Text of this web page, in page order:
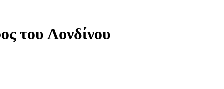
του Λονδίνου